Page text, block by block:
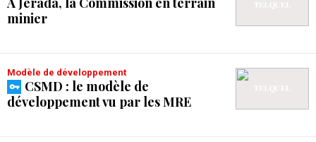
minier
Modèle de développement
CSMD : le modèle de
développement vu par les MRE